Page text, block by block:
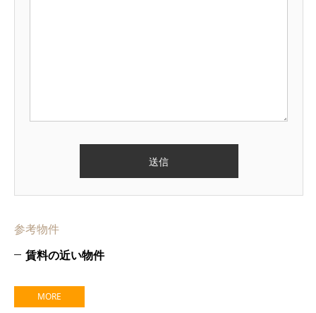
参考物件
賃料の近い物件
MORE